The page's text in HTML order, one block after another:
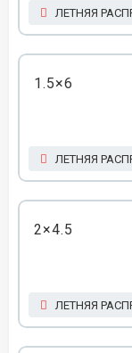
ЛЕТНЯЯ
1.5×6
ЛЕТНЯЯ
2×4.5
ЛЕТНЯЯ